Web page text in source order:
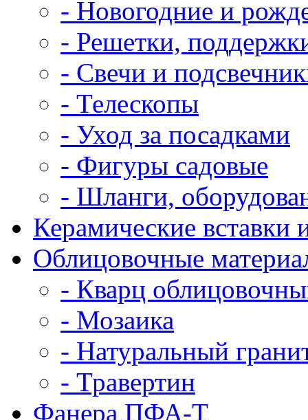
- Новогодние и
- Решетки,
- Свечи и
- Телескопы
- Уход за посадками
- Фигуры садовые
- Шланги,
Керамические
Облицовочные
- Кварц
- Мозаика
- Натуральный
- Травертин
Фанера ПФА-Т